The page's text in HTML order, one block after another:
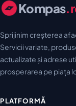
Kompas
Sprijinim creșterea
Servicii variate,
actualizate și adrese
prosperarea pe piața
PLATFORMĂ